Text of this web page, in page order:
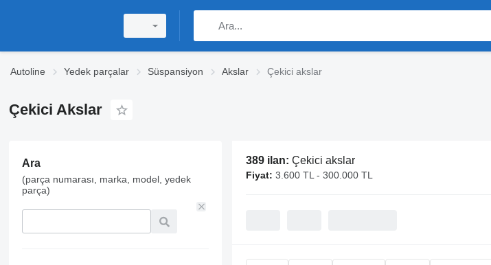
Autoline Yedek parçalar Süspansiyon Akslar Çekici akslar
Çekici Akslar
Ara
(parça numarası, marka, model, yedek
parça)
389 ilan: Çekici akslar
Fiyat: 3.600 TL - 300.000 TL